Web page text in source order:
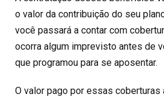
o valor da contribuição do seu
você passará a contar com
ocorra algum imprevisto antes de
que programou para se aposentar.
O valor pago por essas coberturas